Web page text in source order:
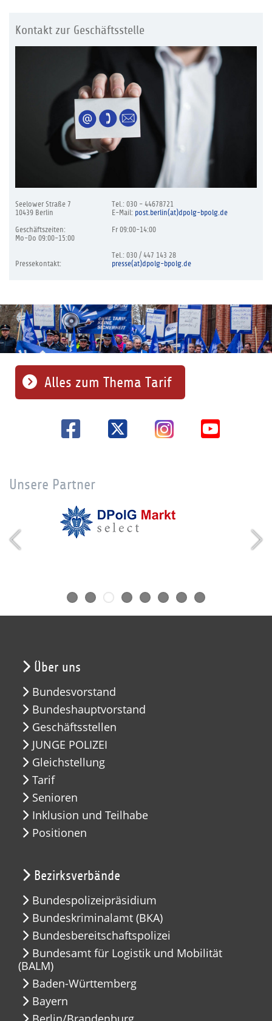
Kontakt zur Geschäftsstelle
Seelower Straße 7
10439 Berlin
Geschäftszeiten:
Mo-Do 09:00-15:00
Pressekontakt:
Tel.: 030 - 44678721
E-Mail: post.berlin(at)dpolg-bpolg.de
Fr 09:00-14:00
Tel.: 030 / 447 143 28
presse(at)dpolg-bpolg.de
Alles zum Thema Tarif
Unsere Partner
Über uns
Bundesvorstand
Bundeshauptvorstand
Geschäftsstellen
JUNGE POLIZEI
Gleichstellung
Tarif
Senioren
Inklusion und Teilhabe
Positionen
Bezirksverbände
Bundespolizeipräsidium
Bundeskriminalamt (BKA)
Bundesbereitschaftspolizei
Bundesamt für Logistik und Mobilität
(BALM)
Baden-Württemberg
Bayern